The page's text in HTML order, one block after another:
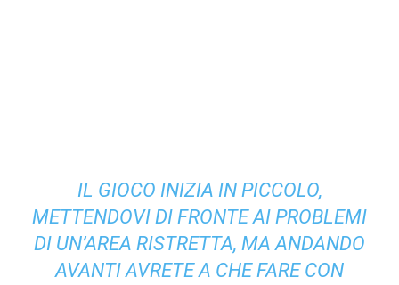
IL GIOCO INIZIA IN PICCOLO,
METTENDOVI DI FRONTE AI PROBLEMI
DI UN’AREA RISTRETTA, MA ANDANDO
AVANTI AVRETE A CHE FARE CON